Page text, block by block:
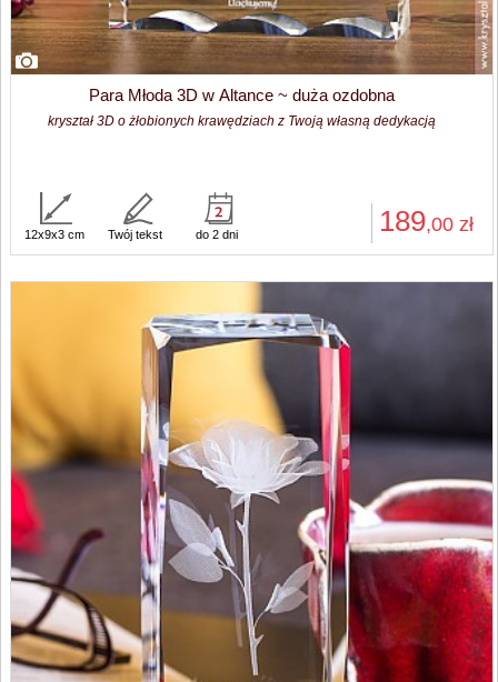
Para Młoda 3D w Altance ~ duża ozdobna
kryształ 3D o żłobionych krawędziach z Twoją własną dedykacją
189,00 zł
12x9x3 cm Twój tekst do 2 dni